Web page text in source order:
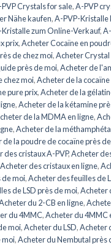
Crystals for sale,A-PVP
Nähe kaufen,A-PVP-Kristalle
zum Online-Verkauf,
prix,Acheter Cocaïne en
de chez moi,Acheter
près de moi,Acheter de
chez moi,Acheter de la
pure prix,Acheter de la
,Acheter de la kétamine
de la MDMA en ligne,
,Acheter de la
de la poudre de cocaïne près
des cristaux A-PVP,Acheter
Acheter des cristaux en ligne,
de moi,Acheter des feuilles de
de LSD près de moi,Acheter
du 2-CB en ligne,
du 4MMC,Acheter du 4MMC
moi,Acheter du LSD,Acheter
moi,Acheter du Nembutal près